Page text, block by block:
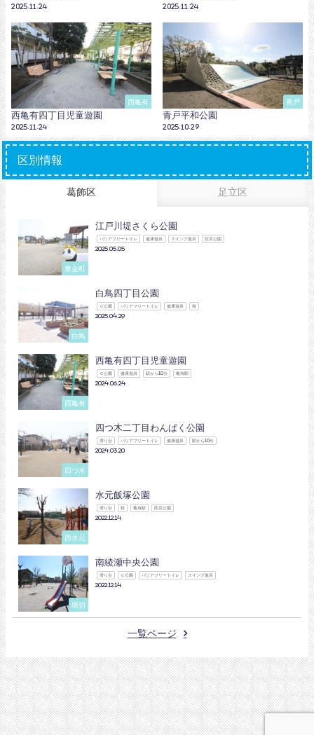
2025.11.24 2025.11.24
西亀有
西亀有四丁目児童遊園
2025.11.24
青戸
青戸平和公園
2025.10.29
区別情報
葛飾区 足立区
東金町
江戸川堤さくら公園
バリアフリートイレ 健康遊具 スイング遊具 防災公園
2025.05.05
白鳥
白鳥四丁目公園
Ｃ公園 バリアフリートイレ 健康遊具 桜
2025.04.29
西亀有
西亀有四丁目児童遊園
Ｃ公園 健康遊具 駅から10分 亀有駅
2024.06.24
四つ木
四つ木二丁目わんぱく公園
滑り台 バリアフリートイレ 健康遊具 駅から10分
2024.03.20
西水元
水元飯塚公園
滑り台 桜 亀有駅 防災公園
2022.12.14
堀切
南綾瀬中央公園
滑り台 Ｃ公園 バリアフリートイレ スイング遊具
2022.12.14
一覧ページ